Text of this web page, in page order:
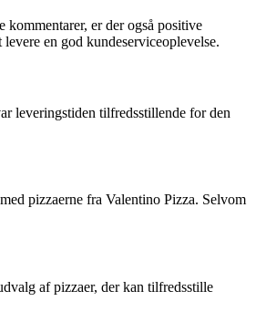
er der også positive
en god kundeserviceoplevelse.
leveringstiden tilfredsstillende for den
pizzaerne fra Valentino Pizza. Selvom
af pizzaer, der kan tilfredsstille